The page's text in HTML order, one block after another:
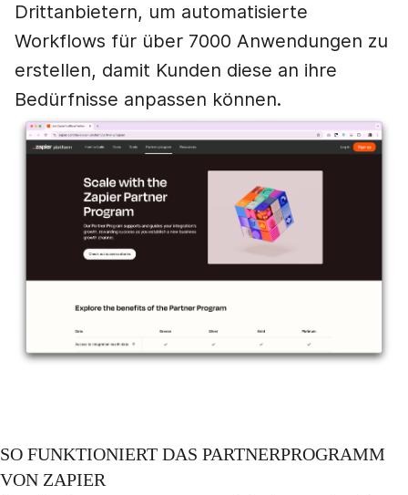
Drittanbietern, um automatisierte
Workflows für über 7000 Anwendungen zu
erstellen, damit Kunden diese an ihre
Bedürfnisse anpassen können.
SO FUNKTIONIERT DAS PARTNERPROGRAMM
VON ZAPIER